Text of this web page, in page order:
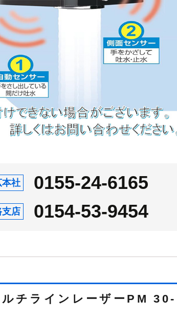
本社 0155-24-6165
支店 0154-53-9454
チラインレーザーPM 30-